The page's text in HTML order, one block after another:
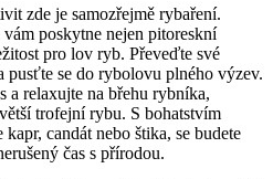
zde je samozřejmě rybaření.
poskytne nejen pitoreskní
pro lov ryb. Převeďte své
pusťte se do rybolovu plného výzev.
a relaxujte na břehu rybníka,
trofejní rybu. S bohatstvím
candát nebo štika, se budete
čas s přírodou.